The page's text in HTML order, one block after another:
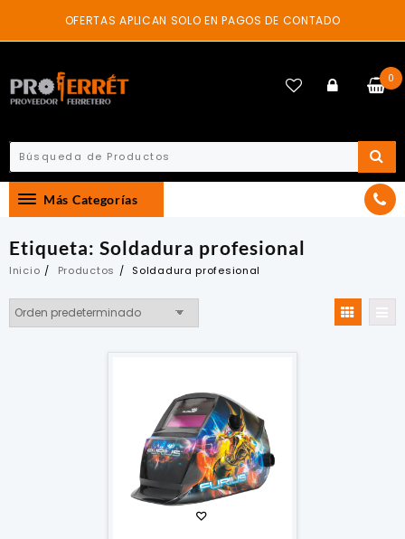
content
OFERTAS APLICAN SOLO EN PAGOS DE CONTADO
0
Más Categorías
Etiqueta: Soldadura profesional
Inicio Productos Soldadura profesional